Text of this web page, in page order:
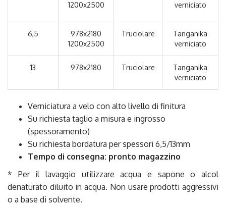
1200x2500
verniciato
6,5
978x2180
1200x2500
Truciolare
Tanganika
verniciato
13 978x2180 Truciolare
Tanganika
verniciato
Verniciatura a velo con alto livello di finitura
Su richiesta taglio a misura e ingrosso
(spessoramento)
Su richiesta bordatura per spessori 6,5/13mm
Tempo di consegna: pronto magazzino
* Per il lavaggio utilizzare acqua e sapone o alcol
denaturato diluito in acqua. Non usare prodotti aggressivi
o a base di solvente.